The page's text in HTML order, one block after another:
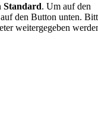
Standard. Um auf den
den Button unten.
weitergegeben